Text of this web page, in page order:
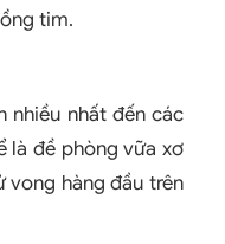
tim.
nhiều nhất đến các
là đề phòng vữa xơ
vong hàng đầu trên